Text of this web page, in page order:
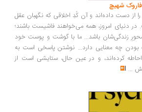
شهیچ‭
داده‌اند و آن کُدِ اخلاقی که نگهبان عقل
امروز، همه می‌خواهند فاشیست باشند؛
باشد... ما با گوشت و پوست خود
معنایی دارد... نوشتن پاسخی است به
و در عین حال، ستایشی است از